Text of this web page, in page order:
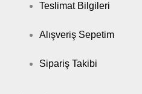
Teslimat Bilgileri
Alışveriş Sepetim
Sipariş Takibi